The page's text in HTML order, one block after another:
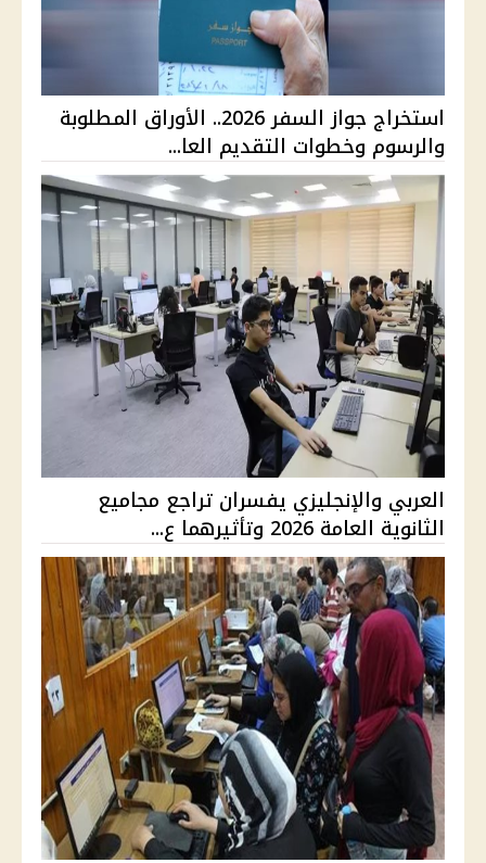
استخراج جواز السفر 2026.. الأوراق المطلوبة
والرسوم وخطوات التقديم العا...
العربي والإنجليزي يفسران تراجع مجاميع
الثانوية العامة 2026 وتأثيرهما ع...